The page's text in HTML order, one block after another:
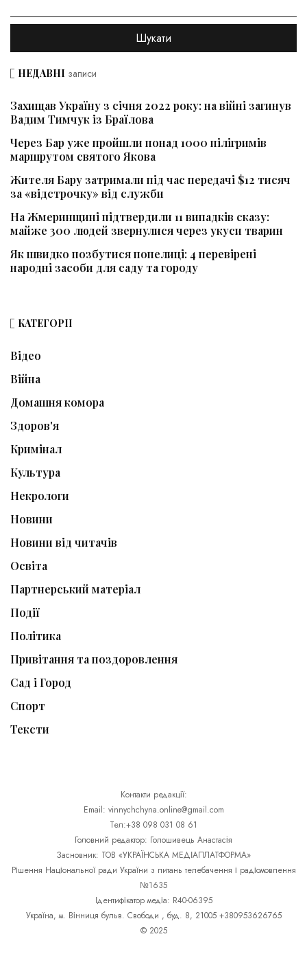
НЕДАВНІ записи
Захищав Україну з січня 2022 року: на війні загинув
Вадим Тимчук із Браїлова
Через Бар уже пройшли понад 1000 пілігримів
маршрутом святого Якова
Жителя Бару затримали під час передачі $12 тисяч
за «відстрочку» від служби
На Жмеринщині підтвердили 11 випадків сказу:
майже 300 людей звернулися через укуси тварин
Як швидко позбутися попелиці: 4 перевірені
народні засоби для саду та городу
КАТЕГОРІЇ
Відео
Війна
Домашня комора
Здоров'я
Кримінал
Культура
Некрологи
Новини
Новини від читачів
Освіта
Партнерський матеріал
Події
Політика
Привітання та поздоровлення
Сад і Город
Спорт
Тексти
Контакти редакції:
Email: vinnychchyna.online@gmail.com
Тел:+38 098 031 08 61
Головний редактор: Голошивець Анастасія
Засновник: ТОВ «УКРАЇНСЬКА МЕДІАПЛАТФОРМА»
Рішення Національної ради України з питань телебачення і радіомовлення
№1635
Ідентифікатор медіа: R40-06395
Україна, м. Вінниця бульв. Свободи , буд. 8, 21005 +380953626765
© 2025